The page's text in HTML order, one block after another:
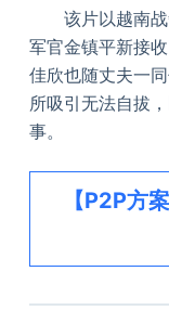
该片以越南战
军官金镇平新接
佳欣也随丈夫一
所吸引无法自拔
事。
【P2P方